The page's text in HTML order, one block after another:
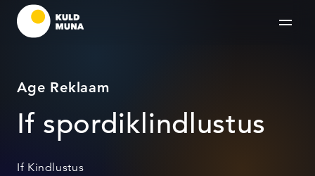
Age Reklaam
If spordiklindlustus
If Kindlustus